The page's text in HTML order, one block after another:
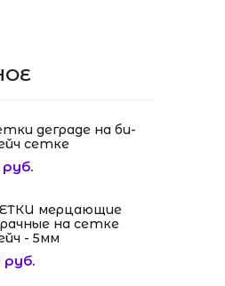
деграде на би-
сетке
руб.
мерцающие
на сетке
- 5мм
руб.